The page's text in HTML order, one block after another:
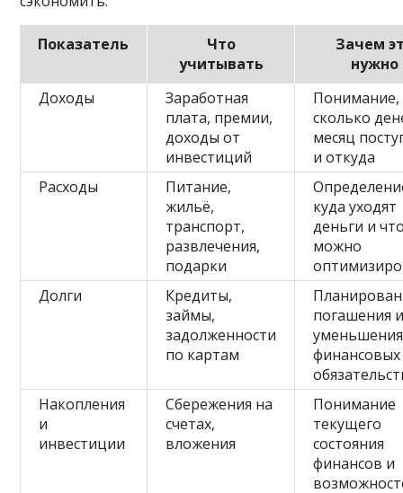
Показатель
Что
учитывать
Зачем
нужно
Доходы
Заработная
плата, премии,
доходы от
инвестиций
Понимание,
сколько
месяц
и откуда
Расходы
Питание,
жильё,
транспорт,
развлечения,
подарки
куда уходят
деньги и
можно
Долги
Кредиты,
займы,
задолженности
по картам
погашения
уменьшения
финансовых
Накопления
и
инвестиции
Сбережения на
счетах,
вложения
Понимание
текущего
состояния
финансов и